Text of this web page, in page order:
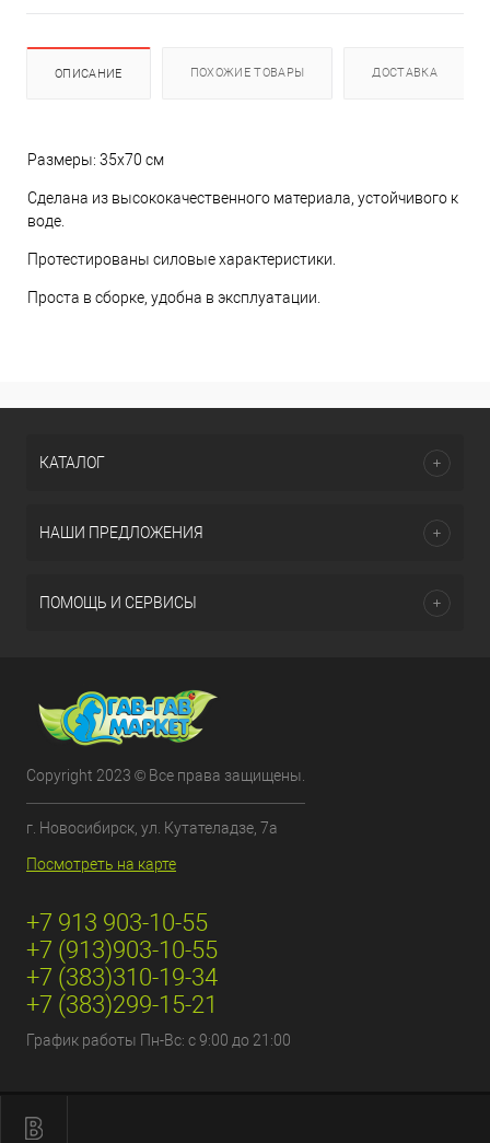
ОПИСАНИЕ ПОХОЖИЕ ТОВАРЫ ДОСТАВКА
Размеры: 35x70 см
Сделана из высококачественного материала, устойчивого к
воде.
Протестированы силовые характеристики.
Проста в сборке, удобна в эксплуатации.
КАТАЛОГ
НАШИ ПРЕДЛОЖЕНИЯ
ПОМОЩЬ И СЕРВИСЫ
Copyright 2023 © Все права защищены.
г. Новосибирск, ул. Кутателадзе, 7а
Посмотреть на карте
+7 913 903-10-55
+7 (913)903-10-55
+7 (383)310-19-34
+7 (383)299-15-21
График работы Пн-Вс: с 9:00 до 21:00